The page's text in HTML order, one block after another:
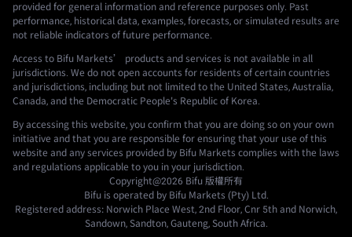
provided for general information and reference purposes only. Past
performance, historical data, examples, forecasts, or simulated results are
not reliable indicators of future performance.
Access to Bifu Markets’ products and services is not available in all
jurisdictions. We do not open accounts for residents of certain countries
and jurisdictions, including but not limited to the United States, Australia,
Canada, and the Democratic People's Republic of Korea.
By accessing this website, you confirm that you are doing so on your own
initiative and that you are responsible for ensuring that your use of this
website and any services provided by Bifu Markets complies with the laws
and regulations applicable to you in your jurisdiction.
Copyright@2026 Bifu 版權所有
Bifu is operated by Bifu Markets (Pty) Ltd.
Registered address: Norwich Place West, 2nd Floor, Cnr 5th and Norwich,
Sandown, Sandton, Gauteng, South Africa.